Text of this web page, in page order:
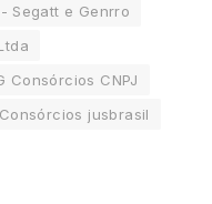
Segatt e Genrro
Consórcios CNPJ
jusbrasil